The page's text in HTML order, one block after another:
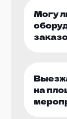
Могу
на